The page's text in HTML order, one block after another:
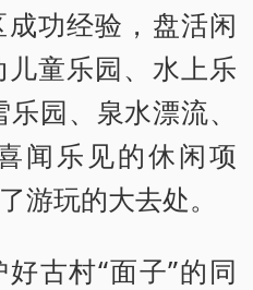
功经验，盘活闲
童乐园、水上乐
园、泉水漂流、
闻乐见的休闲项
游玩的大去处。
古村“面子”的同